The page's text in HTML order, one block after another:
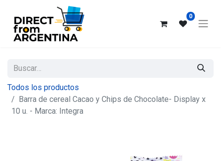
0
Todos los productos
Barra de cereal Cacao y Chips de Chocolate- Display x
10 u. - Marca: Integra